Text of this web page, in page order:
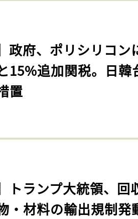
政府、ポリシリコン
15%追加関税。日韓
置
トランプ大統領、回
・材料の輸出規制発